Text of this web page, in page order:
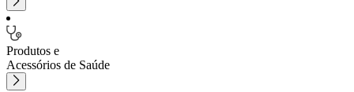
Produtos e
Acessórios de Saúde